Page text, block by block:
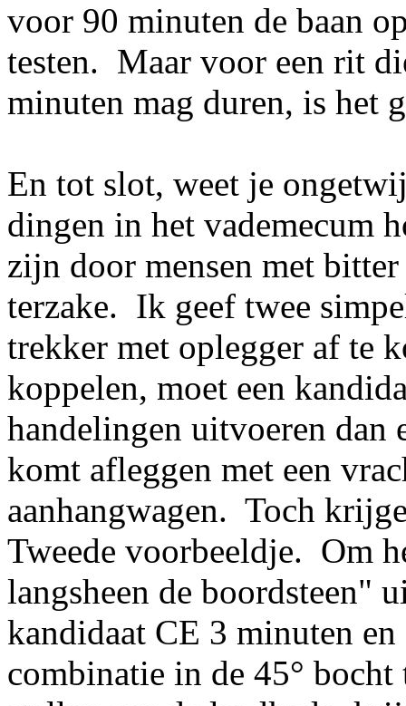
voor 90 minuten de baan
testen. Maar voor een rit
minuten mag duren, is het
En tot slot, weet je
dingen in het vademecum
zijn door mensen met
terzake. Ik geef twee
trekker met oplegger af te
koppelen, moet een
handelingen uitvoeren dan
komt afleggen met een
aanhangwagen. Toch
Tweede voorbeeldje. Om
langsheen de boordsteen"
kandidaat CE 3 minuten
combinatie in de 45°